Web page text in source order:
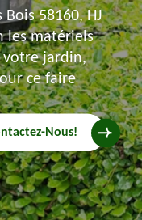
58160, HJ
les matériels
votre jardin,
ce faire
Nous!